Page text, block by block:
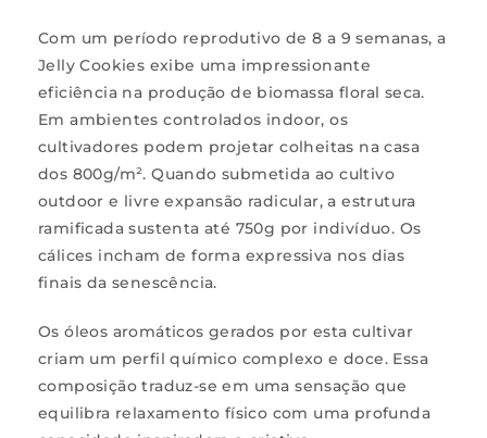
Com um período reprodutivo de 8 a 9 semanas, a
Jelly Cookies exibe uma impressionante
eficiência na produção de biomassa floral seca.
Em ambientes controlados indoor, os
cultivadores podem projetar colheitas na casa
dos 800g/m². Quando submetida ao cultivo
outdoor e livre expansão radicular, a estrutura
ramificada sustenta até 750g por indivíduo. Os
cálices incham de forma expressiva nos dias
finais da senescência.
Os óleos aromáticos gerados por esta cultivar
criam um perfil químico complexo e doce. Essa
composição traduz-se em uma sensação que
equilibra relaxamento físico com uma profunda